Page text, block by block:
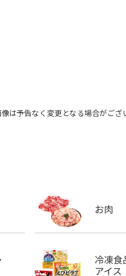
予告なく変更となる場合がご